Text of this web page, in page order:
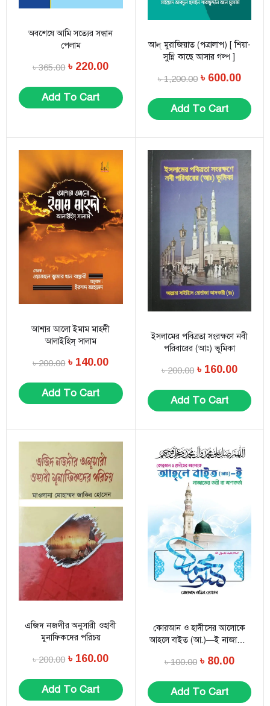
অবশেষে আমি সত্যের সন্ধান
পেলাম
৳365.00 ৳ 220.00
Add To Cart
আল্ মুরাজিয়াত (পত্রালাপ) [ শিয়া-
সুন্নি কাছে আসার গল্প ]
৳1,200.00 ৳ 600.00
Add To Cart
আশার আলো ইমাম মাহ্দী
আলাইহিস্ সালাম
৳200.00 ৳ 140.00
Add To Cart
ইসলামের পবিত্রতা সংরক্ষণে নবী
পরিবারের (আঃ) ভূমিকা
৳200.00 ৳ 160.00
Add To Cart
এজিদ নজদীর অনুসারী ওহাবী
মুনাফিকদের পরিচয়
৳200.00 ৳ 160.00
Add To Cart
কোরআন ও হাদীসের আলোকে
আহলে বাইত (আ.)—ই নাজাতের
৳100.00 ৳ 80.00
Add To Cart